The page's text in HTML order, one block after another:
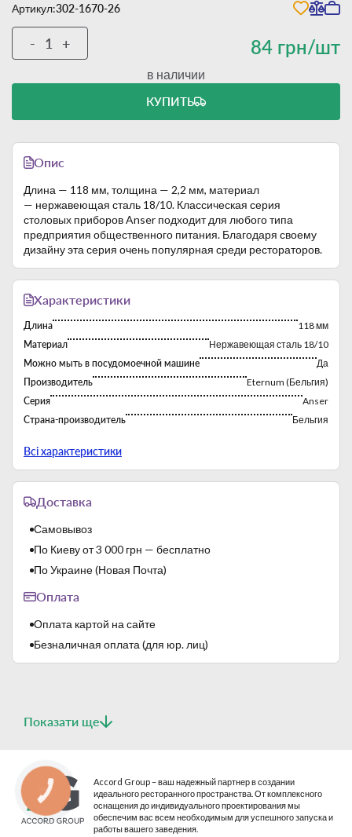
Артикул:302-1670-26
84 грн/шт
- +
в наличии
КУПИТЬ
Опис
Длина — 118 мм, толщина — 2,2 мм, материал
— нержавеющая сталь 18/10. Классическая серия
столовых приборов Anser подходит для любого типа
предприятия общественного питания. Благодаря своему
дизайну эта серия очень популярная среди рестораторов.
Характеристики
Длина
118 мм
Материал
Нержавеющая сталь 18/10
Можно мыть в посудомоечной машине
Да
Производитель
Eternum (Бельгия)
Серия
Anser
Страна-производитель
Бельгия
Всі характеристики
Доставка
Самовывоз
По Киеву от 3 000 грн — бесплатно
По Украине (Новая Почта)
Оплата
Оплата картой на сайте
Безналичная оплата (для юр. лиц)
Показати ще
Accord Group – ваш надежный партнер в создании
идеального ресторанного пространства. От комплексного
оснащения до индивидуального проектирования мы
обеспечим вас всем необходимым для успешного запуска и
работы вашего заведения.
КНОПКА
СВЯЗИ